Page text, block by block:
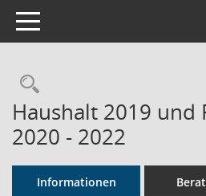
Toggle navigation
Rechercheauswahl
Haushalt 2019 und
2020 - 2022
Informationen